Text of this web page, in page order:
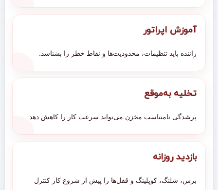
آموزش اپراتور
راننده باید تنظیمات، محدودیت‌ها و نقاط خطر را بشناسد.
تخلیه به‌موقع
پرشدگی نامتناسب مخزن می‌تواند سرعت کار را کاهش دهد.
بازدید روزانه
برس، شلنگ، کوپلینگ و قفل‌ها را پیش از شروع کار کنترل